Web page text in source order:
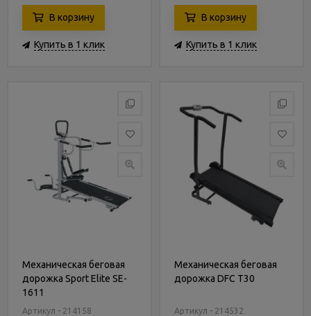
В корзину
Купить в 1 клик
В корзину
Купить в 1 клик
Механическая беговая
дорожка Sport Elite SE-
1611
Артикул - 214158
Механическая беговая
дорожка DFC T30
Артикул - 214532